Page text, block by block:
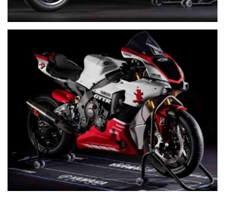
POSSIAMO ACQUISTARE E PERMUTARE LA TUA MOTO A DISTANZA
CON PRIMO CONTATTO WHATSAPP , INVIACI TUTTE LE FOTO
DETTAGLIATE E VIDEO ACCESA E TI INVIAMO LA NOSTRA
SIAMO UNA VENDITA ALL' INGROSSO DI MOTO FACCIAMO
COMPRAVENDITA DI USATO A PREZZI CONVENIENTI PER
COMMERCIANTI ,GROSSISTI, ESPORTATORI E PRIVATI .
TUTTE LE NOSTRE MOTO SONO FINANZIABILI E GARANTITE UN
ANNO. WWW MTMOTO IT
SE VUOI VENDERE VELOCEMENTE LA TUA MOTO COMPRIAMO
MOTO ACQUISTIAMO MOTO IN TUTTA ITALIA WWW-
COMPROMOTO-IT
Sebbene si ponga la massima attenzione alla redazione dei contenuti
di ogni nostro singolo annuncio, non escludiamo ci possano essere
errori od omissioni di testo od immagini.